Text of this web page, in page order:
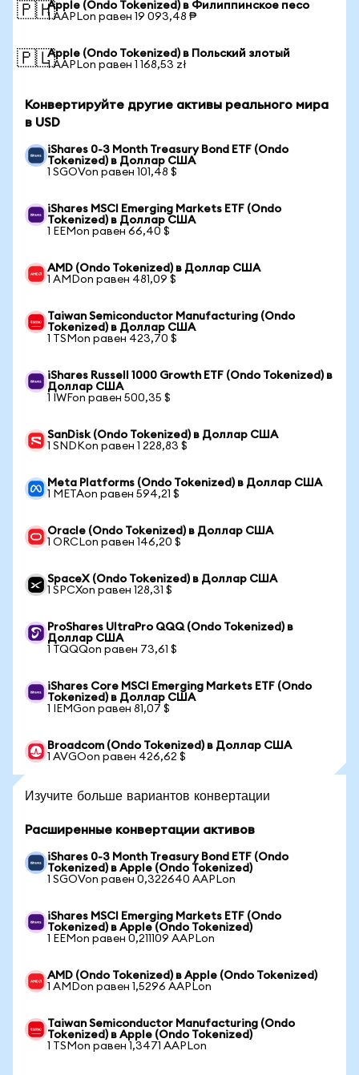
🇵🇭Apple (Ondo Tokenized) в Филиппинское песо
1 AAPLon равен 19 093,48 ₱
🇵🇱Apple (Ondo Tokenized) в Польский злотый
1 AAPLon равен 1 168,53 zł
Конвертируйте другие активы реального мира
в USD
iShares 0-3 Month Treasury Bond ETF (Ondo
Tokenized) в Доллар США
1 SGOVon равен 101,48 $
iShares MSCI Emerging Markets ETF (Ondo
Tokenized) в Доллар США
1 EEMon равен 66,40 $
AMD (Ondo Tokenized) в Доллар США
1 AMDon равен 481,09 $
Taiwan Semiconductor Manufacturing (Ondo
Tokenized) в Доллар США
1 TSMon равен 423,70 $
iShares Russell 1000 Growth ETF (Ondo Tokenized) в
Доллар США
1 IWFon равен 500,35 $
SanDisk (Ondo Tokenized) в Доллар США
1 SNDKon равен 1 228,83 $
Meta Platforms (Ondo Tokenized) в Доллар США
1 METAon равен 594,21 $
Oracle (Ondo Tokenized) в Доллар США
1 ORCLon равен 146,20 $
SpaceX (Ondo Tokenized) в Доллар США
1 SPCXon равен 128,31 $
ProShares UltraPro QQQ (Ondo Tokenized) в
Доллар США
1 TQQQon равен 73,61 $
iShares Core MSCI Emerging Markets ETF (Ondo
Tokenized) в Доллар США
1 IEMGon равен 81,07 $
Broadcom (Ondo Tokenized) в Доллар США
1 AVGOon равен 426,62 $
Изучите больше вариантов конвертации
Расширенные конвертации активов
iShares 0-3 Month Treasury Bond ETF (Ondo
Tokenized) в Apple (Ondo Tokenized)
1 SGOVon равен 0,322640 AAPLon
iShares MSCI Emerging Markets ETF (Ondo
Tokenized) в Apple (Ondo Tokenized)
1 EEMon равен 0,211109 AAPLon
AMD (Ondo Tokenized) в Apple (Ondo Tokenized)
1 AMDon равен 1,5296 AAPLon
Taiwan Semiconductor Manufacturing (Ondo
Tokenized) в Apple (Ondo Tokenized)
1 TSMon равен 1,3471 AAPLon